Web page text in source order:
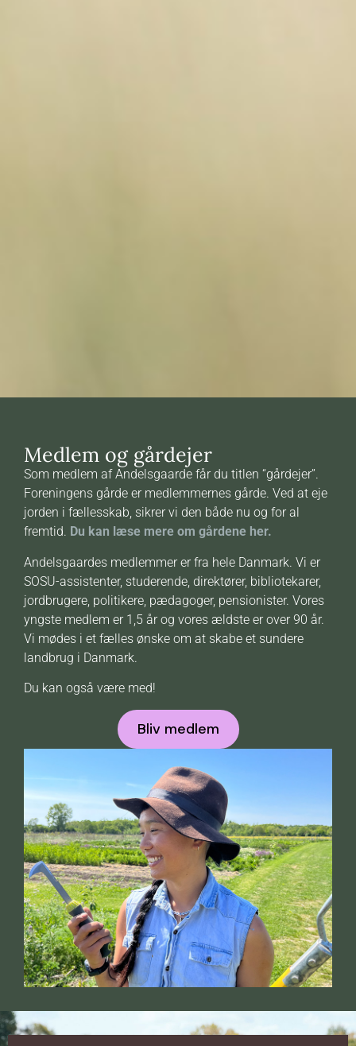
Medlem og gårdejer
Som medlem af Andelsgaarde får du titlen “gårdejer”.
Foreningens gårde er medlemmernes gårde. Ved at eje
jorden i fællesskab, sikrer vi den både nu og for al
fremtid. Du kan læse mere om gårdene her.
Andelsgaardes medlemmer er fra hele Danmark. Vi er
SOSU-assistenter, studerende, direktører, bibliotekarer,
jordbrugere, politikere, pædagoger, pensionister. Vores
yngste medlem er 1,5 år og vores ældste er over 90 år.
Vi mødes i et fælles ønske om at skabe et sundere
landbrug i Danmark.
Du kan også være med!
Bliv medlem